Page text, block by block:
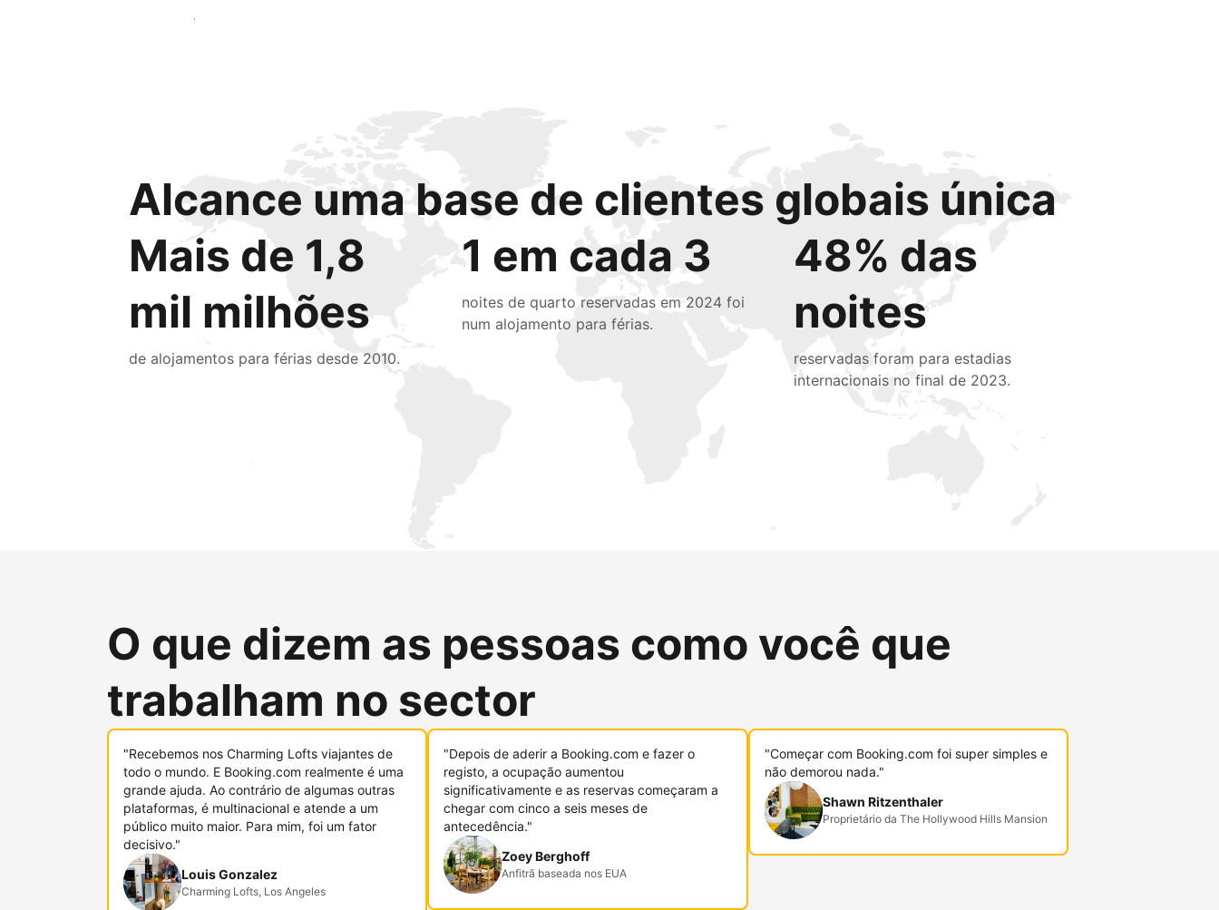
Comece hoje mesmo
Alcance uma base de clientes globais única
Mais de 1,8
mil milhões
de alojamentos para férias desde 2010.
1 em cada 3
noites de quarto reservadas em 2024 foi
num alojamento para férias.
48% das
noites
reservadas foram para estadias
internacionais no final de 2023.
Chegue hoje mesmo a novas pessoas
O que dizem as pessoas como você que
trabalham no sector
"Recebemos nos Charming Lofts viajantes de
todo o mundo. E Booking.com realmente é uma
grande ajuda. Ao contrário de algumas outras
plataformas, é multinacional e atende a um
público muito maior. Para mim, foi um fator
decisivo."
Louis Gonzalez
Charming Lofts, Los Angeles
"Depois de aderir a Booking.com e fazer o
registo, a ocupação aumentou
significativamente e as reservas começaram a
chegar com cinco a seis meses de
antecedência."
Zoey Berghoff
Anfitrã baseada nos EUA
"Começar com Booking.com foi super simples e
não demorou nada."
Shawn Ritzenthaler
Proprietário da The Hollywood Hills Mansion